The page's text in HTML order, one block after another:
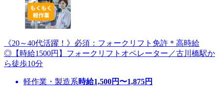
《20～40代活躍！》必須：フォークリフト免許＊高時給
◎【時給1500円】フォークリフトオペレーター／古川橋駅か
ら徒歩10分
軽作業・製造系時給1,500円〜1,875円